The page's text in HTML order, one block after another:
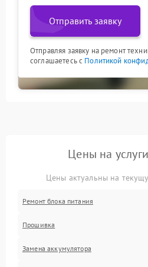
Отправить заявку
Отправляя заявку на ремонт
соглашаетесь с Политикой
Цены на
Цены актуальны на
Ремонт блока питания
Прошивка
Замена аккумулятора